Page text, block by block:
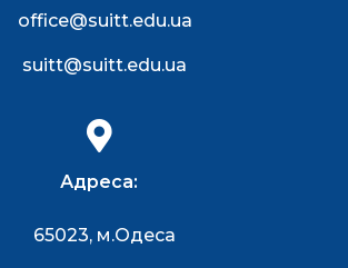
office@suitt.edu.ua
suitt@suitt.edu.ua
Адреса:
65023, м.Одеса